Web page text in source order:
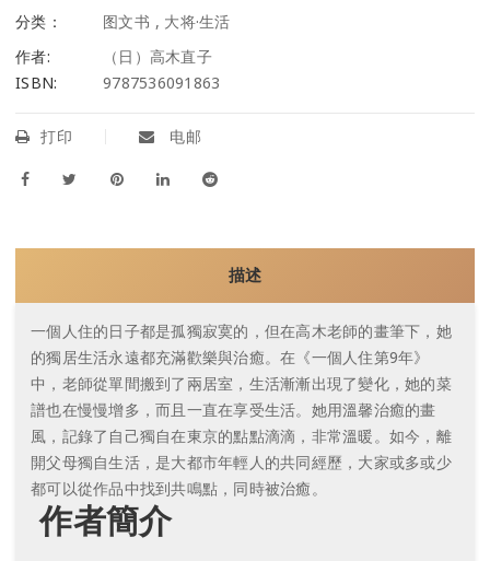
分类： 图文书 , 大将·生活
作者:
（日）高木直子
ISBN:
9787536091863
打印 电邮
描述
一個人住的日子都是孤獨寂寞的，但在高木老師的畫筆下，她
的獨居生活永遠都充滿歡樂與治癒。在《一個人住第9年》
中，老師從單間搬到了兩居室，生活漸漸出現了變化，她的菜
譜也在慢慢增多，而且一直在享受生活。她用溫馨治癒的畫
風，記錄了自己獨自在東京的點點滴滴，非常溫暖。如今，離
開父母獨自生活，是大都市年輕人的共同經歷，大家或多或少
都可以從作品中找到共鳴點，同時被治癒。
作者簡介